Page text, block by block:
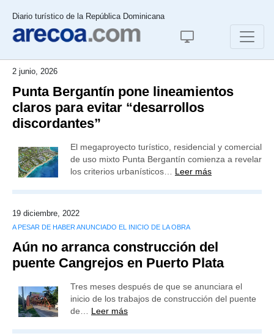
Diario turístico de la República Dominicana
2 junio, 2026
Punta Bergantín pone lineamientos
claros para evitar “desarrollos
discordantes”
El megaproyecto turístico, residencial y comercial
de uso mixto Punta Bergantín comienza a revelar
los criterios urbanísticos… Leer más
19 diciembre, 2022
A PESAR DE HABER ANUNCIADO EL INICIO DE LA OBRA
Aún no arranca construcción del
puente Cangrejos en Puerto Plata
Tres meses después de que se anunciara el
inicio de los trabajos de construcción del puente
de… Leer más